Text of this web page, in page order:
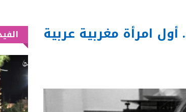
الشناوي.. أول امرأة مغربية عربية